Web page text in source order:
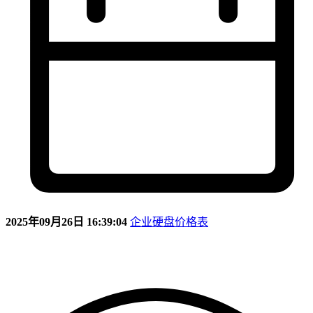
2025年09月26日 16:39:04 企业硬盘价格表